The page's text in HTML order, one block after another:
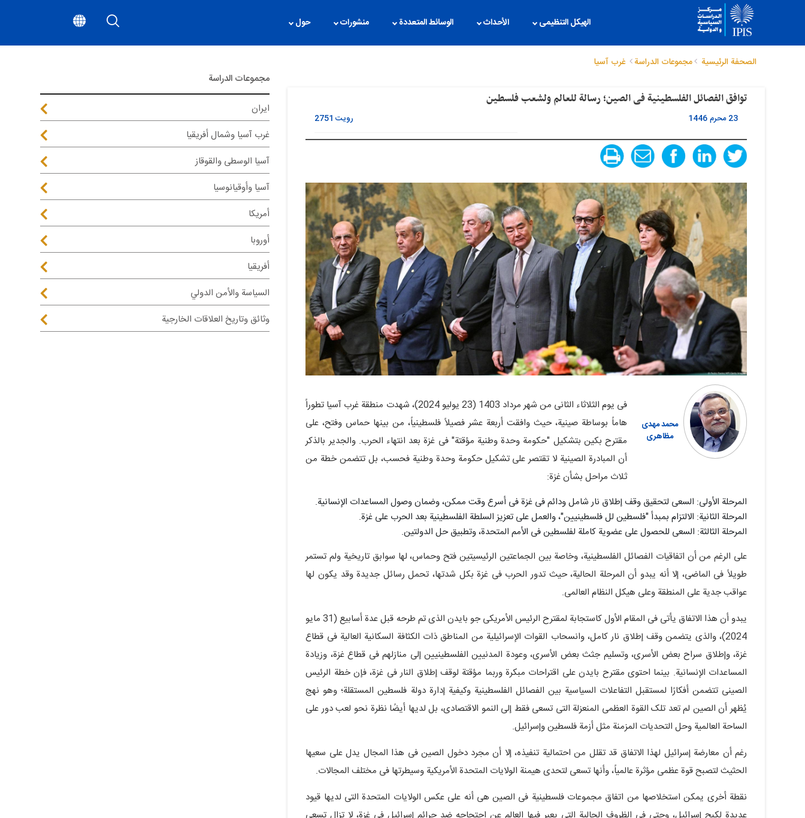
الهیکل التنظیمی الأحداث الوسائط المتعددة منشورات حول
الصحفة الرئيسية مجموعات الدراسة غرب آسیا
توافق الفصائل الفلسطینیة فی الصین؛ رسالة للعالم ولشعب فلسطین
23 محرم 1446 رویت 2751
محمد مهدی
مظاهری
فی یوم الثلاثاء الثانی من شهر مرداد 1403 (23 یولیو 2024)، شهدت منطقة غرب آسیا تطوراً
هاماً بوساطة صینیة، حیث وافقت أربعة عشر فصیلاً فلسطینیاً، من بینها حماس وفتح، على
مقترح بکین بتشکیل "حکومة وحدة وطنیة مؤقتة" فی غزة بعد انتهاء الحرب. والجدیر بالذکر
أن المبادرة الصینیة لا تقتصر على تشکیل حکومة وحدة وطنیة فحسب، بل تتضمن خطة من
ثلاث مراحل بشأن غزة:
المرحلة الأولى: السعی لتحقیق وقف إطلاق نار شامل ودائم فی غزة فی أسرع وقت ممکن، وضمان وصول المساعدات الإنسانیة.
المرحلة الثانیة: الالتزام بمبدأ "فلسطین لل فلسطینیین"، والعمل على تعزیز السلطة الفلسطینیة بعد الحرب على غزة.
المرحلة الثالثة: السعی للحصول على عضویة کاملة لفلسطین فی الأمم المتحدة، وتطبیق حل الدولتین.
على الرغم من أن اتفاقیات الفصائل الفلسطینیة، وخاصة بین الجماعتین الرئیسیتین فتح وحماس، لها سوابق تاریخیة ولم تستمر
طویلاً فی الماضی، إلا أنه یبدو أن المرحلة الحالیة، حیث تدور الحرب فی غزة بکل شدتها، تحمل رسائل جدیدة وقد یکون لها
عواقب جدیة على المنطقة وعلى هیکل النظام العالمی.
یبدو أن هذا الاتفاق یأتی فی المقام الأول کاستجابة لمقترح الرئیس الأمریکی جو بایدن الذی تم طرحه قبل عدة أسابیع (31 مایو
2024)، والذی یتضمن وقف إطلاق نار کامل، وانسحاب القوات الإسرائیلیة من المناطق ذات الکثافة السکانیة العالیة فی قطاع
غزة، وإطلاق سراح بعض الأسرى، وتسلیم جثث بعض الأسرى، وعودة المدنیین الفلسطینیین إلى منازلهم فی قطاع غزة، وزیادة
المساعدات الإنسانیة. بینما احتوى مقترح بایدن على اقتراحات مبکرة وربما مؤقتة لوقف إطلاق النار فی غزة، فإن خطة الرئیس
الصینی تتضمن أفکارًا لمستقبل التفاعلات السیاسیة بین الفصائل الفلسطینیة وکیفیة إدارة دولة فلسطین المستقلة؛ وهو نهج
یُظهر أن الصین لم تعد تلک القوة العظمى المنعزلة التی تسعى فقط إلى النمو الاقتصادی، بل لدیها أیضًا نظرة نحو لعب دور على
الساحة العالمیة وحل التحدیات المزمنة مثل أزمة فلسطین وإسرائیل.
رغم أن معارضة إسرائیل لهذا الاتفاق قد تقلل من احتمالیة تنفیذه، إلا أن مجرد دخول الصین فی هذا المجال یدل على سعیها
الحثیث لتصبح قوة عظمى مؤثرة عالمیاً، وأنها تسعى لتحدی هیمنة الولایات المتحدة الأمریکیة وسیطرتها فی مختلف المجالات.
نقطة أخرى یمکن استخلاصها من اتفاق مجموعات فلسطینیة فی الصین هی أنه على عکس الولایات المتحدة التی لدیها قیود
مجموعات الدراسة
ايران
غرب آسيا وشمال أفريقيا
آسيا الوسطى والقوقاز
آسيا وأوقيانوسيا
أمريكا
أوروبا
أفريقيا
السياسة والأمن الدولي
وثائق وتاريخ العلاقات الخارجية